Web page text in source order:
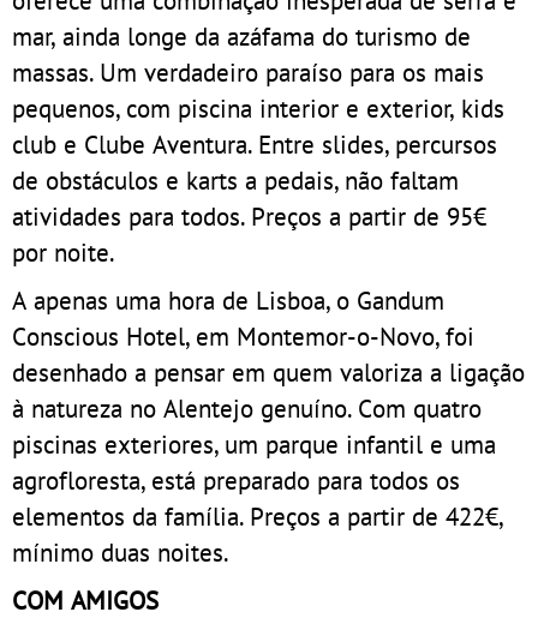
mar, ainda longe da azáfama do turismo de
massas. Um verdadeiro paraíso para os mais
pequenos, com piscina interior e exterior, kids
club e Clube Aventura. Entre slides, percursos
de obstáculos e karts a pedais, não faltam
atividades para todos. Preços a partir de 95€
por noite.
A apenas uma hora de Lisboa, o Gandum
Conscious Hotel, em Montemor-o-Novo, foi
desenhado a pensar em quem valoriza a ligação
à natureza no Alentejo genuíno. Com quatro
piscinas exteriores, um parque infantil e uma
agrofloresta, está preparado para todos os
elementos da família. Preços a partir de 422€,
mínimo duas noites.
COM AMIGOS